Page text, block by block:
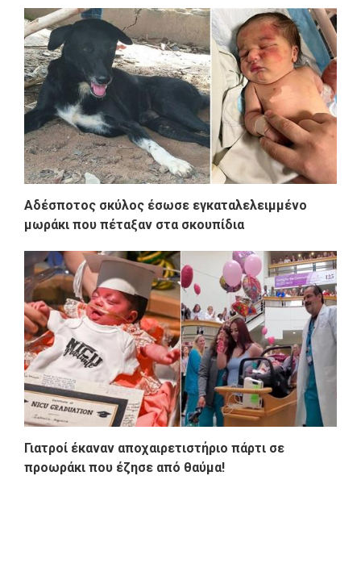
Αδέσποτος σκύλος έσωσε εγκαταλελειμμένο
μωράκι που πέταξαν στα σκουπίδια
Γιατροί έκαναν αποχαιρετιστήριο πάρτι σε
προωράκι που έζησε από θαύμα!